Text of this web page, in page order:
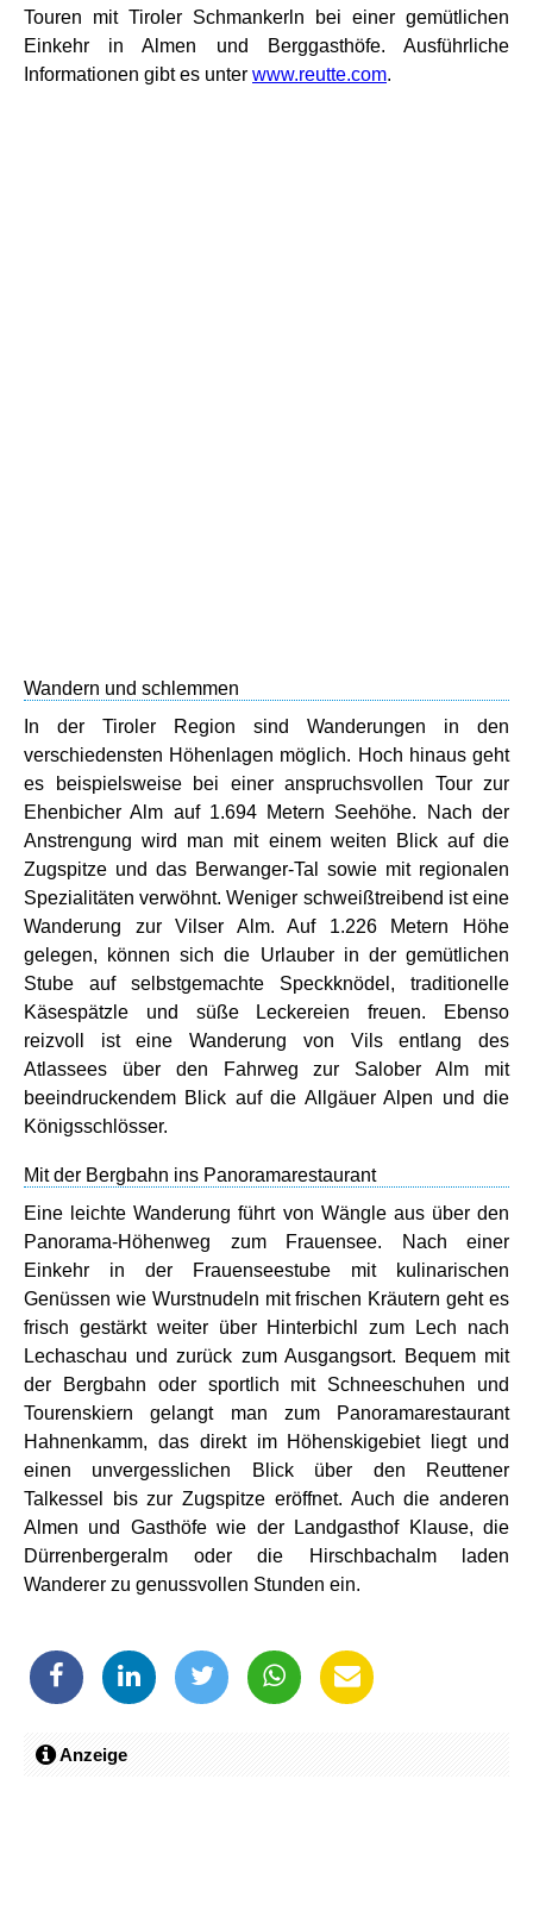
Touren mit Tiroler Schmankerln bei einer gemütlichen
Einkehr in Almen und Berggasthöfe. Ausführliche
Informationen gibt es unter www.reutte.com.
Wandern und schlemmen
In der Tiroler Region sind Wanderungen in den
verschiedensten Höhenlagen möglich. Hoch hinaus geht
es beispielsweise bei einer anspruchsvollen Tour zur
Ehenbicher Alm auf 1.694 Metern Seehöhe. Nach der
Anstrengung wird man mit einem weiten Blick auf die
Zugspitze und das Berwanger-Tal sowie mit regionalen
Spezialitäten verwöhnt. Weniger schweißtreibend ist eine
Wanderung zur Vilser Alm. Auf 1.226 Metern Höhe
gelegen, können sich die Urlauber in der gemütlichen
Stube auf selbstgemachte Speckknödel, traditionelle
Käsespätzle und süße Leckereien freuen. Ebenso
reizvoll ist eine Wanderung von Vils entlang des
Atlassees über den Fahrweg zur Salober Alm mit
beeindruckendem Blick auf die Allgäuer Alpen und die
Königsschlösser.
Mit der Bergbahn ins Panoramarestaurant
Eine leichte Wanderung führt von Wängle aus über den
Panorama-Höhenweg zum Frauensee. Nach einer
Einkehr in der Frauenseestube mit kulinarischen
Genüssen wie Wurstnudeln mit frischen Kräutern geht es
frisch gestärkt weiter über Hinterbichl zum Lech nach
Lechaschau und zurück zum Ausgangsort. Bequem mit
der Bergbahn oder sportlich mit Schneeschuhen und
Tourenskiern gelangt man zum Panoramarestaurant
Hahnenkamm, das direkt im Höhenskigebiet liegt und
einen unvergesslichen Blick über den Reuttener
Talkessel bis zur Zugspitze eröffnet. Auch die anderen
Almen und Gasthöfe wie der Landgasthof Klause, die
Dürrenbergeralm oder die Hirschbachalm laden
Wanderer zu genussvollen Stunden ein.
Anzeige